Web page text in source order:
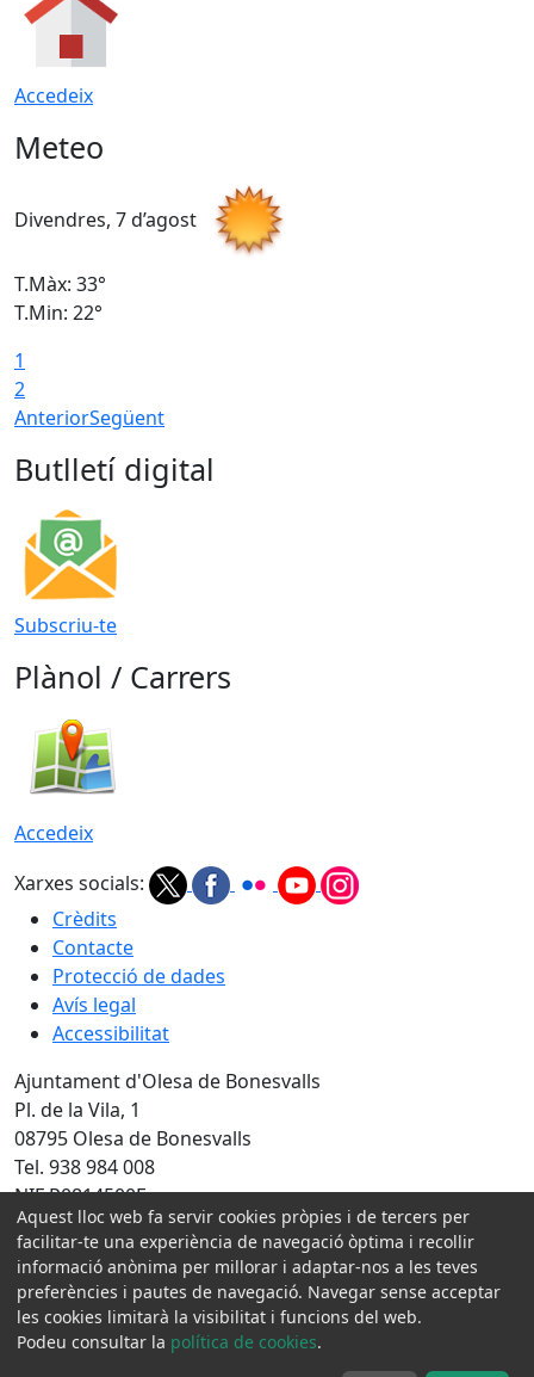
Accedeix
Meteo
Divendres, 7 d’agost
T.Màx: 33°
T.Min: 22°
1
2
AnteriorSegüent
Butlletí digital
Subscriu-te
Plànol / Carrers
Accedeix
Xarxes socials:
Crèdits
Contacte
Protecció de dades
Avís legal
Accessibilitat
Ajuntament d'Olesa de Bonesvalls
Pl. de la Vila, 1
08795 Olesa de Bonesvalls
Tel. 938 984 008
NIF P0814500E
Amb la col·laboració de:
Aquest lloc web fa servir cookies pròpies i de tercers per
facilitar-te una experiència de navegació òptima i recollir
informació anònima per millorar i adaptar-nos a les teves
preferències i pautes de navegació. Navegar sense acceptar
les cookies limitarà la visibilitat i funcions del web.
Podeu consultar la política de cookies.